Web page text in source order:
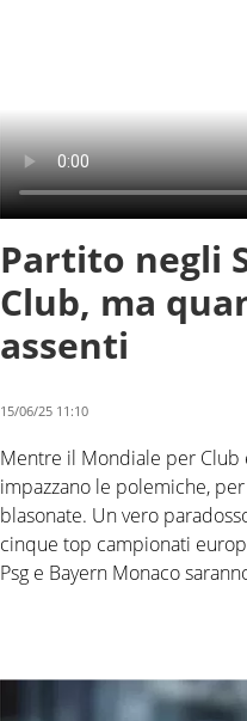
Partito negli
Club, ma
assenti
15/06/25 11:10
Mentre il Mondiale per Club
impazzano le polemiche,
blasonate. Un vero
cinque top campionati
Psg e Bayern Monaco